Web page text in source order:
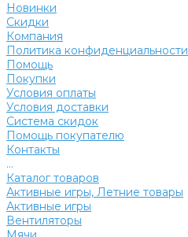
Новинки
Скидки
Компания
Политика конфиденциальности
Помощь
Покупки
Условия оплаты
Условия доставки
Система скидок
Помощь покупателю
Контакты
...
Каталог товаров
Активные игры, Летние товары
Активные игры
Вентиляторы